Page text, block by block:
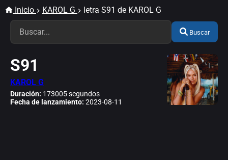
Inicio KAROL G letra S91 de KAROL G
Buscar
S91
KAROL G
Duración: 173005 segundos
Fecha de lanzamiento: 2023-08-11